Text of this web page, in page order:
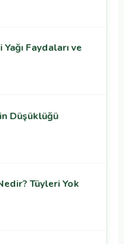
Faydaları ve
Düşüklüğü
Tüyleri Yok